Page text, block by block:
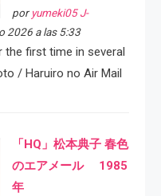
por yumeki05 J-
2026 a las 5:33
the first time in several
/ Haruiro no Air Mail
「HQ」松本典子 春色
のエアメール 1985
年